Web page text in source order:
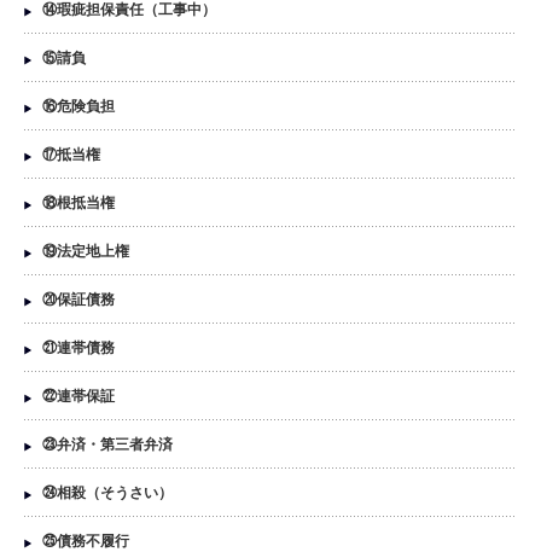
⑭瑕疵担保責任（工事中）
⑮請負
⑯危険負担
⑰抵当権
⑱根抵当権
⑲法定地上権
⑳保証債務
㉑連帯債務
㉒連帯保証
㉓弁済・第三者弁済
㉔相殺（そうさい）
㉕債務不履行